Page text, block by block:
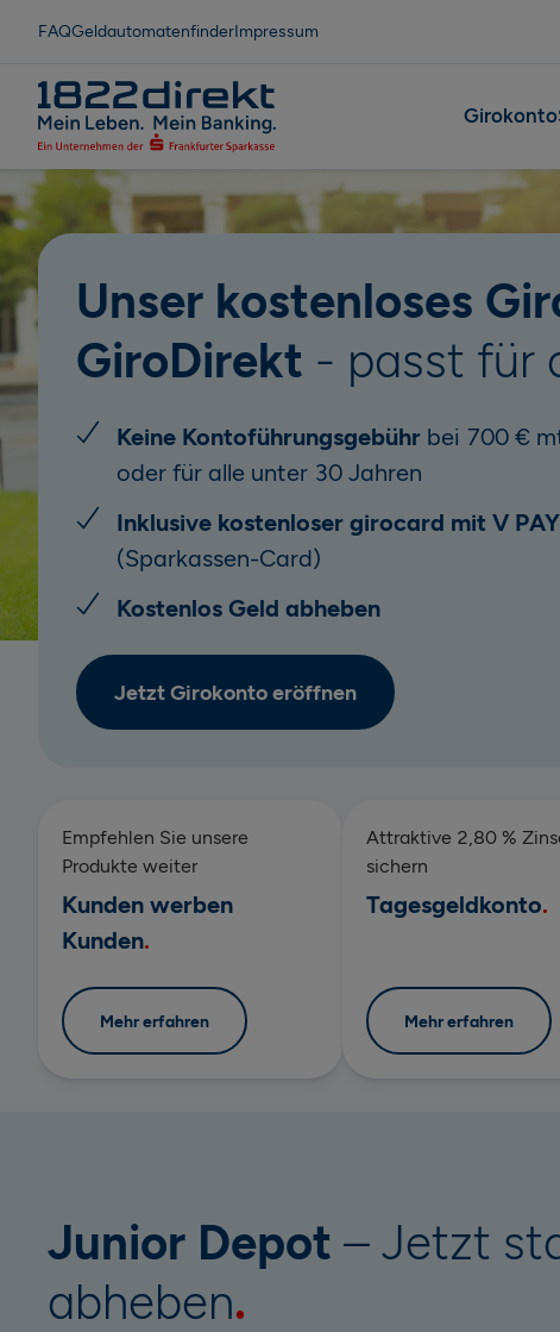
FAQGeldautomatenfinderImpressum
Girokonto
Unser kostenloses
GiroDirekt - passt für
Keine Kontoführungsgebühr bei 700 €
oder für alle unter 30 Jahren
Inklusive kostenloser girocard mit V PAY
(Sparkassen-Card)
Kostenlos Geld abheben
Jetzt Girokonto eröffnen
Empfehlen Sie unsere
Produkte weiter
Kunden werben
Kunden
Mehr erfahren
Attraktive 2,80 %
sichern
Tagesgeldkonto
Mehr erfahren
Junior Depot – Jetzt
abheben